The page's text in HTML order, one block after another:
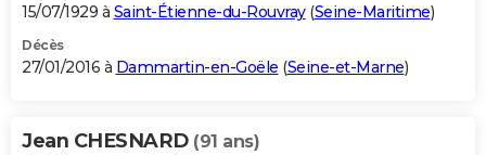
15/07/1929 à Saint-Étienne-du-Rouvray(Seine-Maritime)
Décès
27/01/2016 à Dammartin-en-Goële (Seine-et-Marne)
Jean CHESNARD (91 ans)